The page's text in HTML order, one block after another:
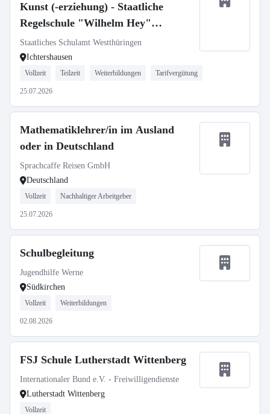
Kunst (-erziehung) - Staatliche
Regelschule "Wilhelm Hey"
Ichtershausen
Staatliches Schulamt Westthüringen
Ichtershausen
Vollzeit Teilzeit Weiterbildungen Tarifvergütung
25.07.2026
Mathematiklehrer/in im Ausland
oder in Deutschland
Sprachcaffe Reisen GmbH
Deutschland
Vollzeit Nachhaltiger Arbeitgeber
25.07.2026
Schulbegleitung
Jugendhilfe Werne
Südkirchen
Vollzeit Weiterbildungen
02.08.2026
FSJ Schule Lutherstadt Wittenberg
Internationaler Bund e.V. - Freiwilligendienste
Lutherstadt Wittenberg
Vollzeit